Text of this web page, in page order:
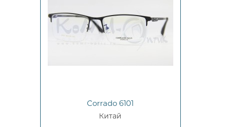
Corrado 6101
Китай